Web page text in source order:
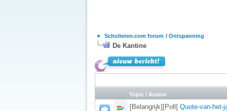
Scholieren.com forum / Ontspanning
De Kantine
Topic / Auteur
[Belangrijk][Poll] Quote-van-het-